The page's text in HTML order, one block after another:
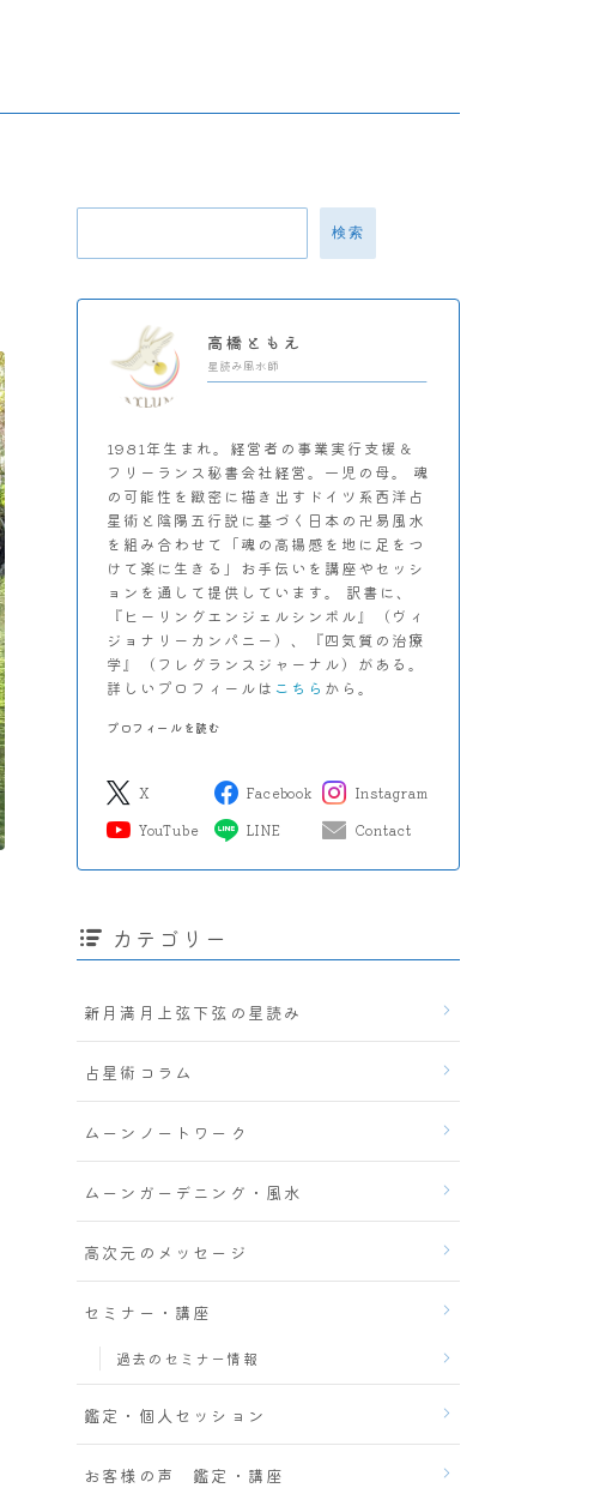
検索
高橋ともえ
星読み風水師
1981年生まれ。経営者の事業実行支援＆
フリーランス秘書会社経営。一児の母。 魂
の可能性を緻密に描き出すドイツ系西洋占
星術と陰陽五行説に基づく日本の卍易風水
を組み合わせて「魂の高揚感を地に足をつ
けて楽に生きる」お手伝いを講座やセッシ
ョンを通して提供しています。 訳書に、
『ヒーリングエンジェルシンボル』（ヴィ
ジョナリーカンパニー）、『四気質の治療
学』（フレグランスジャーナル）がある。
詳しいプロフィールは こちら から。
プロフィールを読む
X Facebook
Instagram
YouTube
LINE Contact
カテゴリー
新月満月上弦下弦の星読み
占星術コラム
ムーンノートワーク
ムーンガーデニング・風水
高次元のメッセージ
セミナー・講座
過去のセミナー情報
鑑定・個人セッション
お客様の声 鑑定・講座